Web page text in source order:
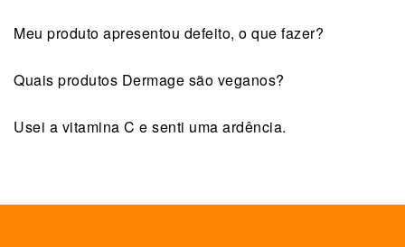
Meu produto apresentou defeito, o que fazer?
Quais produtos Dermage são veganos?
Usei a vitamina C e senti uma ardência.